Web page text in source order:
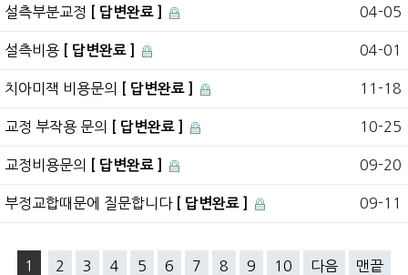
설측부분교정 [ 답변완료 ] 04-05
설측비용 [ 답변완료 ] 04-01
치아미잭 비용문의 [ 답변완료 ] 11-18
교정 부작용 문의 [ 답변완료 ] 10-25
교정비용문의 [ 답변완료 ] 09-20
부정교합때문에 질문합니다 [ 답변완료 ] 09-11
1 2 3 4 5 6 7 8 9 10 다음 맨끝